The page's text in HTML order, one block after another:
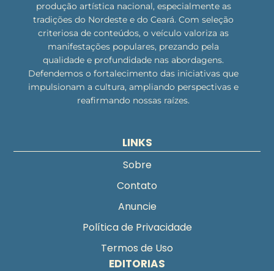
produção artística nacional, especialmente as
tradições do Nordeste e do Ceará. Com seleção
criteriosa de conteúdos, o veículo valoriza as
manifestações populares, prezando pela
qualidade e profundidade nas abordagens.
Defendemos o fortalecimento das iniciativas que
impulsionam a cultura, ampliando perspectivas e
reafirmando nossas raízes.
LINKS
Sobre
Contato
Anuncie
Política de Privacidade
Termos de Uso
EDITORIAS